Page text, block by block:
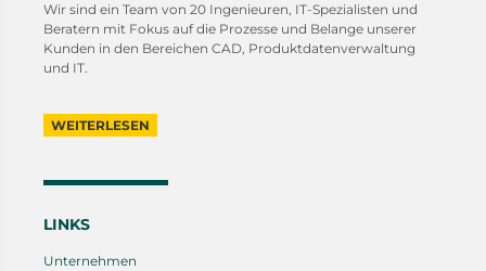
Wir sind ein Team von 20 Ingenieuren, IT-Spezialisten und
Beratern mit Fokus auf die Prozesse und Belange unserer
Kunden in den Bereichen CAD, Produktdatenverwaltung
und IT.
WEITERLESEN
LINKS
Unternehmen